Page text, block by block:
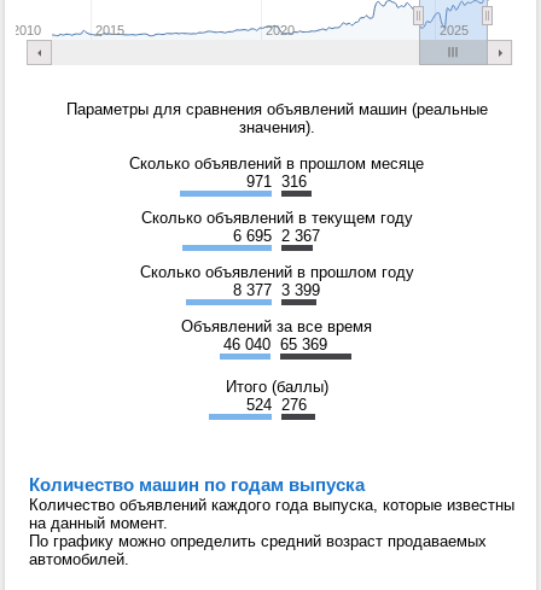
2015 2020 2025
2010
Параметры для сравнения объявлений машин (реальные
значения).
Сколько объявлений в прошлом месяце
971
316
Сколько объявлений в текущем году
6 695 2 367
Сколько объявлений в прошлом году
8 377 3 399
Объявлений за все время
46 040 65 369
Итого (баллы)
524 276
Количество машин по годам выпуска
Количество объявлений каждого года выпуска, которые известны
на данный момент.
По графику можно определить средний возраст продаваемых
автомобилей.